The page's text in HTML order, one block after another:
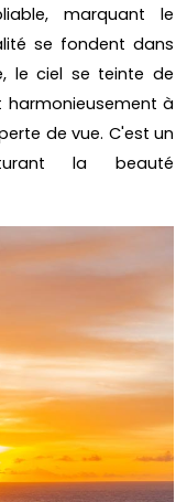
marquant le
se fondent dans
le ciel se teinte de
harmonieusement à
de vue. C'est un
la beauté